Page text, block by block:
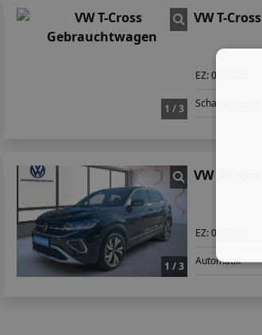
1 / 3
VW T-Cross
EZ:03/2022
Schaltgetriebe
1 / 3
VW T-Cross
EZ:07/2024
Automatik